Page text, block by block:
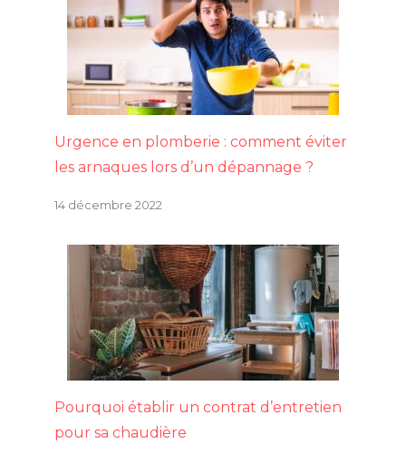
Urgence en plomberie : comment éviter
les arnaques lors d’un dépannage ?
14 décembre 2022
Pourquoi établir un contrat d’entretien
pour sa chaudière